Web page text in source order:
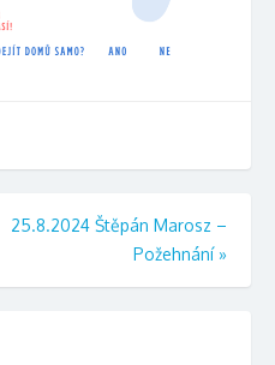
25.8.2024 Štěpán Marosz –
Požehnání»